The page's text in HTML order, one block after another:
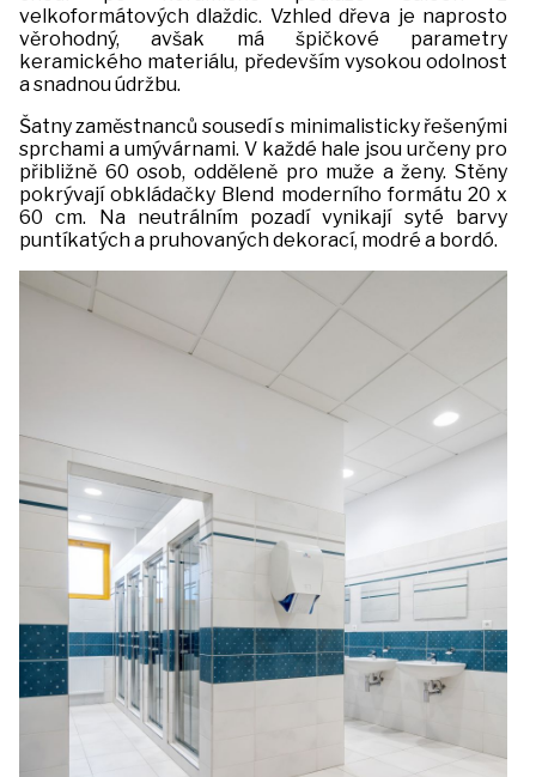
velkoformátových dlaždic. Vzhled dřeva je naprosto
věrohodný, avšak má špičkové parametry
keramického materiálu, především vysokou odolnost
a snadnou údržbu.
Šatny zaměstnanců sousedí s minimalisticky řešenými
sprchami a umývárnami. V každé hale jsou určeny pro
přibližně 60 osob, odděleně pro muže a ženy. Stěny
pokrývají obkládačky Blend moderního formátu 20 x
60 cm. Na neutrálním pozadí vynikají syté barvy
puntíkatých a pruhovaných dekorací, modré a bordó.